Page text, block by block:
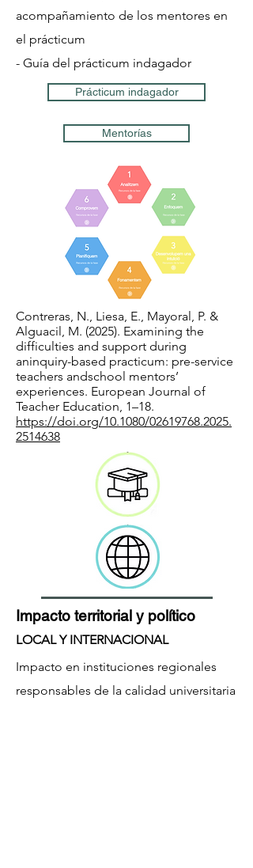
acompañamiento de los mentores en
el prácticum
- Guía del prácticum indagador
Prácticum indagador
Mentorías
Contreras, N., Liesa, E., Mayoral, P. &
Alguacil, M. (2025). Examining the
difficulties and support during
aninquiry-based practicum: pre-service
teachers andschool mentors’
experiences. European Journal of
Teacher Education, 1–18.
https://doi.org/10.1080/02619768.2025.
2514638
Impacto territorial y político
LOCAL Y INTERNACIONAL
Impacto en instituciones regionales
responsables de la calidad universitaria